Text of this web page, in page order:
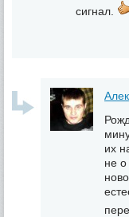
сигнал.
их
не о